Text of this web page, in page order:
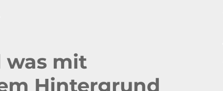
was mit
Hintergrund